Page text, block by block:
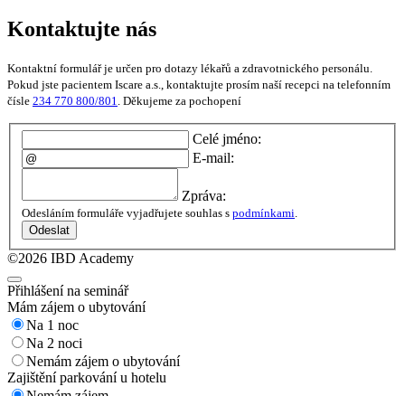
Kontaktujte nás
Kontaktní formulář je určen pro dotazy lékařů a zdravotnického personálu.
Pokud jste pacientem Iscare a.s., kontaktujte prosím naší recepci na telefonním
čísle 234 770 800/801. Děkujeme za pochopení
Celé jméno:
E-mail:
Zpráva:
Odesláním formuláře vyjadřujete souhlas s podmínkami
Odeslat
©2026 IBD Academy
Přihlášení na seminář
Mám zájem o ubytování
Na 1 noc
Na 2 noci
Nemám zájem o ubytování
Zajištění parkování u hotelu